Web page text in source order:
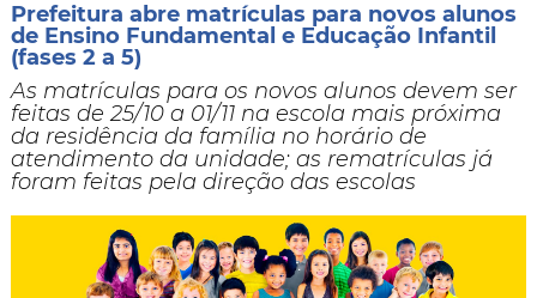
Prefeitura abre matrículas para novos alunos
de Ensino Fundamental e Educação Infantil
(fases 2 a 5)
​As matrículas para os novos alunos devem ser
feitas de 25/10 a 01/11 na escola mais próxima
da residência da família no horário de
atendimento da unidade; as rematrículas já
foram feitas pela direção das escolas